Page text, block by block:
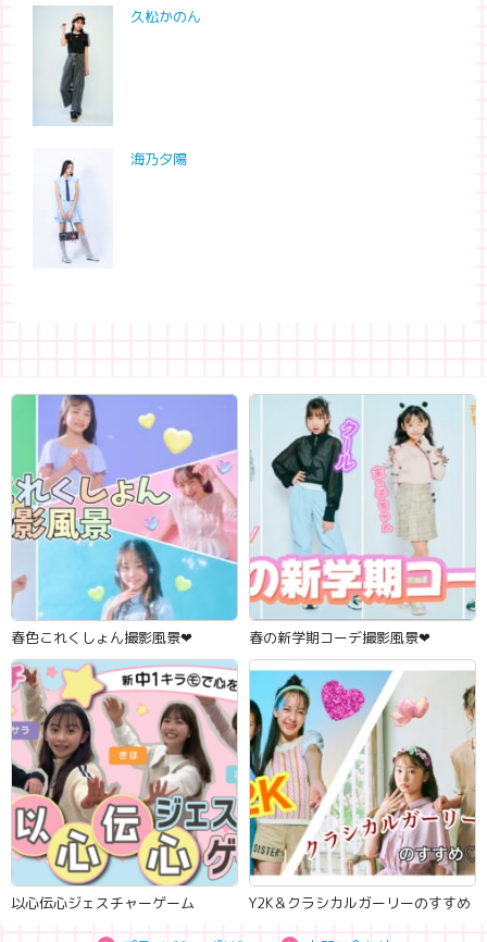
久松かのん
海乃夕陽
春色これくしょん撮影風景‪‪❤︎‬ 春の新学期コーデ撮影風景‪‪❤︎‬
以心伝心ジェスチャーゲーム Y2K＆クラシカルガーリーのすすめ